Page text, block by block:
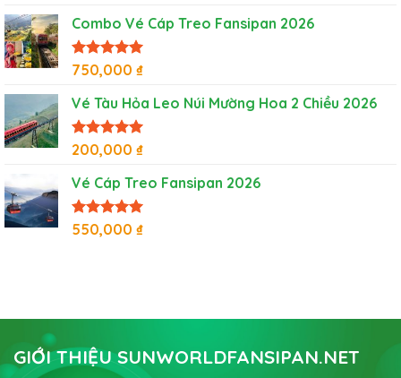
sao
Combo Vé Cáp Treo Fansipan 2026
Được xếp
hạng
sao
750,000 ₫
Vé Tàu Hỏa Leo Núi Mường Hoa 2 Chiều 2026
Được xếp
hạng
sao
200,000 ₫
Vé Cáp Treo Fansipan 2026
Được xếp
hạng
550,000 ₫
GIỚI THIỆU SUNWORLDFANSIPAN.NET